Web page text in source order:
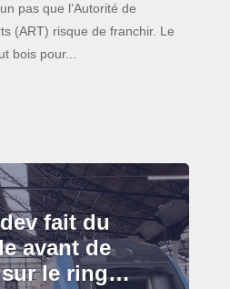
pas que l’Autorité de
(ART) risque de franchir. Le
bois pour...
fait du
avant de
sur le ring…